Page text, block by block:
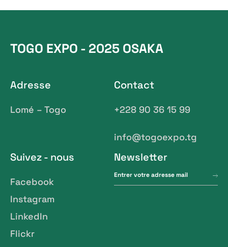
TOGO EXPO - 2025 OSAKA
Adresse
Lomé – Togo
Contact
+228 90 36 15 99
info@togoexpo.tg
Suivez - nous
Facebook
Instagram
LinkedIn
Flickr
Newsletter